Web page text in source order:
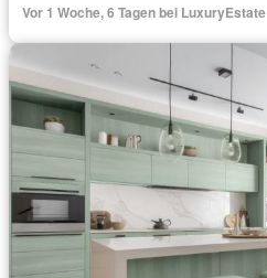
Vor 1 Woche, 6 Tagen bei LuxuryEstate